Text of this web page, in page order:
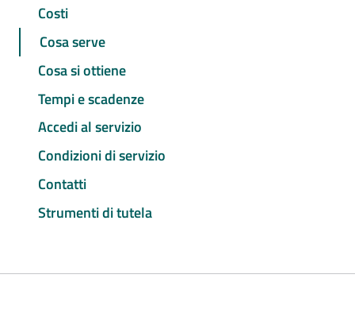
Costi
Cosa serve
Cosa si ottiene
Tempi e scadenze
Accedi al servizio
Condizioni di servizio
Contatti
Strumenti di tutela